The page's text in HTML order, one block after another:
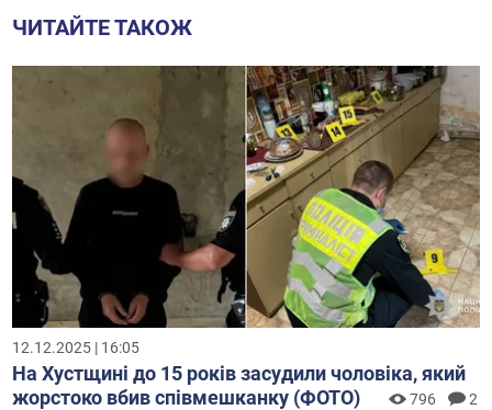
ЧИТАЙТЕ ТАКОЖ
12.12.2025 | 16:05
На Хустщині до 15 років засудили чоловіка, який
жорстоко вбив співмешканку (ФОТО)
796 2